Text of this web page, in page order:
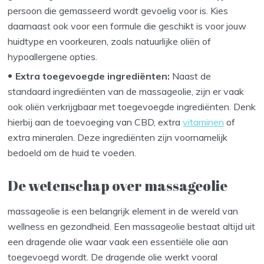
persoon die gemasseerd wordt gevoelig voor is. Kies
daarnaast ook voor een formule die geschikt is voor jouw
huidtype en voorkeuren, zoals natuurlijke oliën of
hypoallergene opties.
Extra toegevoegde ingrediënten: Naast de
standaard ingrediënten van de massageolie, zijn er vaak
ook oliën verkrijgbaar met toegevoegde ingrediënten. Denk
hierbij aan de toevoeging van CBD, extravitaminen of
extra mineralen. Deze ingrediënten zijn voornamelijk
bedoeld om de huid te voeden.
De wetenschap over massageolie
massageolie is een belangrijk element in de wereld van
wellness en gezondheid. Een massageolie bestaat altijd uit
een dragende olie waar vaak een essentiële olie aan
toegevoegd wordt. De dragende olie werkt vooral